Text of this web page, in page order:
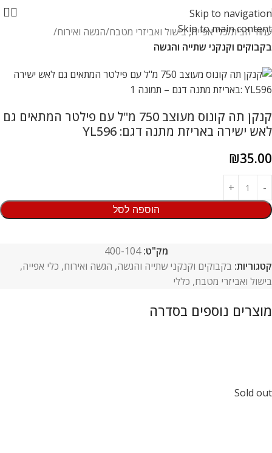
Skip to navigation
Skip to main content
עמוד הבית כלי אפייה, בישול ואביזרי מטבח הגשה ואירוח
בקבוקים וקנקני שתייה והגשה
קנקן תה קונוס מעוצב 750 מ"ל עם פילטר המתאים גם
לאש ישירה באריזת מתנה דגם: YL596
₪35.00
הוספה לסל
מק"ט:400-104
קטגוריות: בקבוקים וקנקני שתייה והגשה, הגשה ואירוח, כלי אפייה,
בישול ואביזרי מטבח, כללי
Sold out